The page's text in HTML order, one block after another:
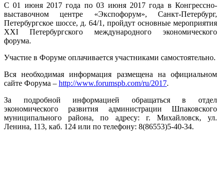
С 01 июня 2017 года по 03 июня 2017 года в Конгрессно-
выставочном центре «Экспофорум», Санкт-Петербург,
Петербургское шоссе, д. 64/1, пройдут основные мероприятия
XXI Петербургского международного экономического
форума.
Участие в Форуме оплачивается участниками самостоятельно.
Вся необходимая информация размещена на официальном
сайте Форума – http://www.forumspb.com/ru/2017.
За подробной информацией обращаться в отдел
экономического развития администрации Шпаковского
муниципального района, по адресу: г. Михайловск, ул.
Ленина, 113, каб. 124 или по телефону: 8(86553)5-40-34.